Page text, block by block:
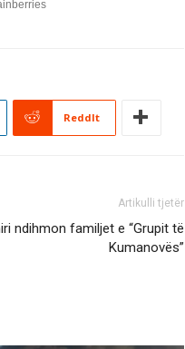
ReddIt
Artikulli tjetër
ndihmon familjet e “Grupit të
Kumanovës”